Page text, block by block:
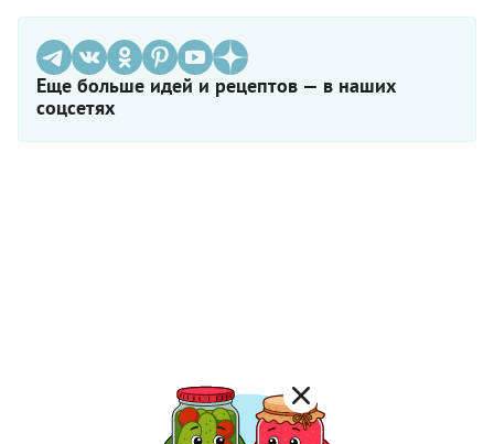
Еще больше идей и рецептов — в наших
соцсетях